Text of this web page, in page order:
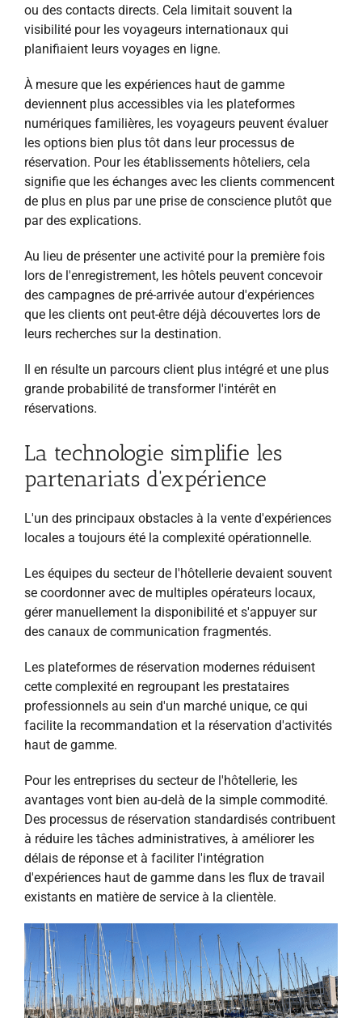
ou des contacts directs. Cela limitait souvent la
visibilité pour les voyageurs internationaux qui
planifiaient leurs voyages en ligne.
À mesure que les expériences haut de gamme
deviennent plus accessibles via les plateformes
numériques familières, les voyageurs peuvent évaluer
les options bien plus tôt dans leur processus de
réservation. Pour les établissements hôteliers, cela
signifie que les échanges avec les clients commencent
de plus en plus par une prise de conscience plutôt que
par des explications.
Au lieu de présenter une activité pour la première fois
lors de l'enregistrement, les hôtels peuvent concevoir
des campagnes de pré-arrivée autour d'expériences
que les clients ont peut-être déjà découvertes lors de
leurs recherches sur la destination.
Il en résulte un parcours client plus intégré et une plus
grande probabilité de transformer l'intérêt en
réservations.
La technologie simplifie les
partenariats d'expérience
L'un des principaux obstacles à la vente d'expériences
locales a toujours été la complexité opérationnelle.
Les équipes du secteur de l'hôtellerie devaient souvent
se coordonner avec de multiples opérateurs locaux,
gérer manuellement la disponibilité et s'appuyer sur
des canaux de communication fragmentés.
Les plateformes de réservation modernes réduisent
cette complexité en regroupant les prestataires
professionnels au sein d'un marché unique, ce qui
facilite la recommandation et la réservation d'activités
haut de gamme.
Pour les entreprises du secteur de l'hôtellerie, les
avantages vont bien au-delà de la simple commodité.
Des processus de réservation standardisés contribuent
à réduire les tâches administratives, à améliorer les
délais de réponse et à faciliter l'intégration
d'expériences haut de gamme dans les flux de travail
existants en matière de service à la clientèle.